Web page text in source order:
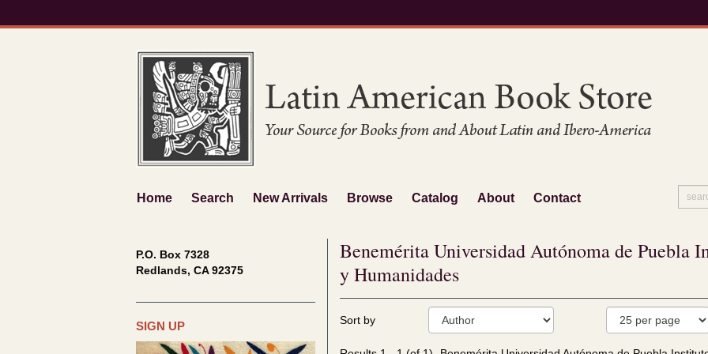
to
Home Search New Arrivals Browse Catalog About Contact
P.O. Box 7328
Redlands, CA 92375
SIGN UP
Benemérita Universidad Autónoma de Puebla
y Humanidades
search
results
Skip
Sort by